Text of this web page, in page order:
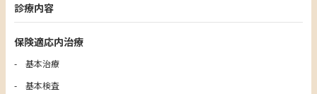
診療内容
保険適応内治療
基本治療
基本検査